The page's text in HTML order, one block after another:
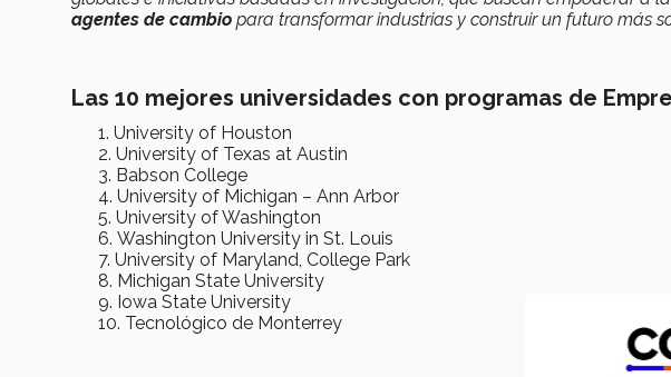
agentes de cambio para transformar industrias y construir un futuro más
Las 10 mejores universidades con programas de
University of Houston
University of Texas at Austin
Babson College
University of Michigan – Ann Arbor
University of Washington
Washington University in St. Louis
University of Maryland, College Park
Michigan State University
Iowa State University
Tecnológico de Monterrey